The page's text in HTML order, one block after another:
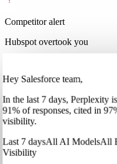
Competitor alert
Hubspot overtook you
Hey Salesforce team,
Inthe last 7 days, Perplexity
91% of responses, cited in 97
visibility.
Last 7 daysAll AI ModelsAll
Visibility